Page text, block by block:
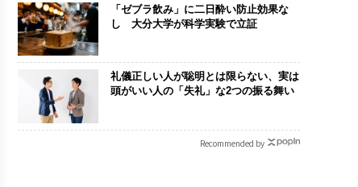
「ゼブラ飲み」に二日酔い防止効果な
し 大分大学が科学実験で立証
礼儀正しい人が聡明とは限らない、実は
頭がいい人の「失礼」な2つの振る舞い
Recommended by